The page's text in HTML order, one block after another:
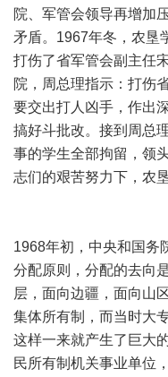
院、军管会领导再增加
矛盾。1967年冬，农垦
打伤了省军管会副主任
院，周总理指示：打伤
要交出打人凶手，作出
搞好斗批改。接到周总
事的学生全部拘留，领
志们的艰苦努力下，农
1968年初，中央和国务
分配原则，分配的去向
层，面向边疆，面向山
集体所有制，而当时大
这样一来就产生了巨大
民所有制机关事业单位